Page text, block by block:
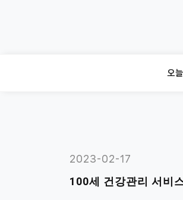
오
2023-02-17
100세 건강관리 서비